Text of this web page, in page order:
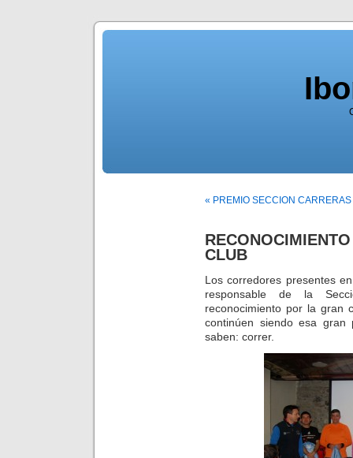
« PREMIO SECCION CARRERAS
CLUB
Los corredores presentes
responsable de la
reconocimiento por la gran
continúen siendo esa
saben: correr.